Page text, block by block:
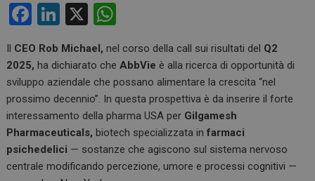
F
ce
b
o
o
k
Li
ke
dI
n
X
at
s
A
p
p
Il CEO Rob Michael, nel corso della call sui risultati del Q2
2025, ha dichiarato cheAbbVie è alla ricerca di opportunità di
sviluppo aziendale che possano alimentare la crescita “nel
prossimo decennio”. In questa prospettiva è da inserire il forte
interessamento della pharma USA per Gilgamesh
Pharmaceuticals, biotech specializzata infarmaci
psichedelici — sostanze che agiscono sul sistema nervoso
centrale modificando percezione, umore e processi cognitivi —